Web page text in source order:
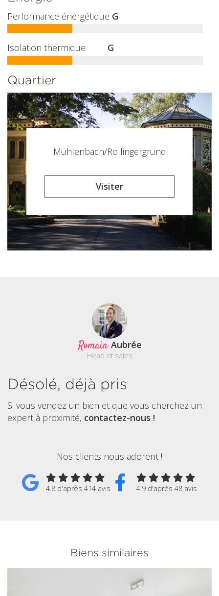
Performance énergétique G
Isolation thermique G
Quartier
Mühlenbach/Rollingergrund
Visiter
Romain Aubrée
Head of sales
Désolé, déjà pris
Si vous vendez un bien et que vous cherchez un
expert à proximité, contactez-nous !
Nos clients nous adorent !
4.8 d'après 414 avis 4.9 d'après 48 avis
Biens similaires